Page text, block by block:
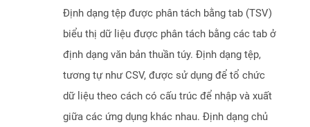
Định dạng tệp được phân tách bằng tab (TSV)
biểu thị dữ liệu được phân tách bằng các tab ở
định dạng văn bản thuần túy. Định dạng tệp,
tương tự như CSV, được sử dụng để tổ chức
dữ liệu theo cách có cấu trúc để nhập và xuất
giữa các ứng dụng khác nhau. Định dạng chủ